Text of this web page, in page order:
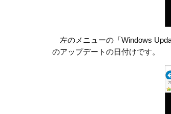
左のメニューの「Windows
のアップデートの日付けです。